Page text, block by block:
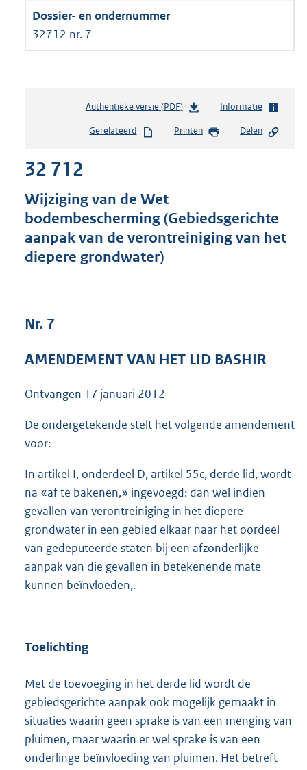
32712 nr. 7
Authentieke versie (PDF)b
s
g
r
K
Informatie
Gerelateerd Printen Delen
32 712
Wijziging van de Wet
bodembescherming (Gebiedsgerichte
aanpak van de verontreiniging van het
diepere grondwater)
Nr. 7
AMENDEMENT VAN HET LID BASHIR
Ontvangen 17 januari 2012
De ondergetekende stelt het volgende amendement
voor:
In artikel I, onderdeel D, artikel 55c, derde lid, wordt
na «af te bakenen,» ingevoegd: dan wel indien
gevallen van verontreiniging in het diepere
grondwater in een gebied elkaar naar het oordeel
van gedeputeerde staten bij een afzonderlijke
aanpak van die gevallen in betekenende mate
kunnen beïnvloeden,.
Toelichting
Met de toevoeging in het derde lid wordt de
gebiedsgerichte aanpak ook mogelijk gemaakt in
situaties waarin geen sprake is van een menging van
pluimen, maar waarin er wel sprake is van een
onderlinge beïnvloeding van pluimen. Het betreft